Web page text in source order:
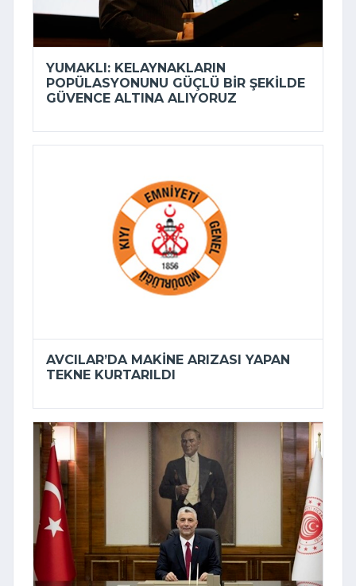
YUMAKLI: KELAYNAKLARIN
POPÜLASYONUNU GÜÇLÜ BIR ŞEKILDE
GÜVENCE ALTINA ALIYORUZ
AVCILAR’DA MAKINE ARIZASI YAPAN
TEKNE KURTARILDI